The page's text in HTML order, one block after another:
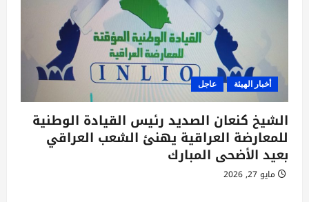
أخبار الهيئة عاجل
الشيخ كنعان الصديد رئيس القيادة الوطنية
للمعارضة العراقية يهنئ الشعب العراقي
بعيد الأضحى المبارك
مايو 27, 2026